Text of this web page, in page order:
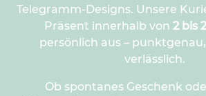
Telegramm-Designs. Unsere
Präsent innerhalb von 2 bis
persönlich aus –
verlässlich.
Ob spontanes Geschenk